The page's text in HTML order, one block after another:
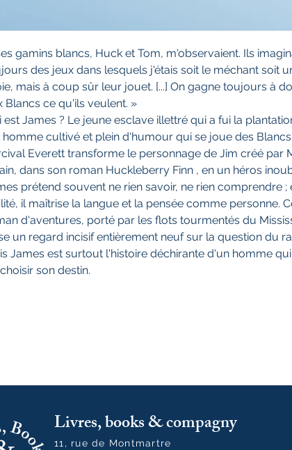
gamins blancs, Huck et Tom, m'observaient. Ils
des jeux dans lesquels j'étais soit le méchant soit
mais à coup sûr leur jouet. [...] On gagne toujours à
Blancs ce qu'ils veulent. »
est James ? Le jeune esclave illettré qui a fui la
homme cultivé et plein d'humour qui se joue des Blancs
Everett transforme le personnage de Jim créé par
dans son roman Huckleberry Finn , en un héros
prétend souvent ne rien savoir, ne rien comprendre ;
il maîtrise la langue et la pensée comme personne.
d'aventures, porté par les flots tourmentés du
un regard incisif entièrement neuf sur la question du
James est surtout l'histoire déchirante d'un homme
son destin.
Livres, books & compagny
11, rue de Montmartre